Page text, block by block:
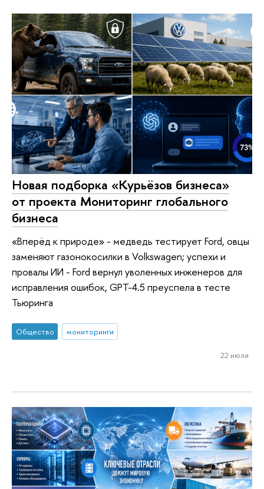
Новая подборка «Курьёзов бизнеса»
от проекта Мониторинг глобального
бизнеса
«Вперёд к природе» - медведь тестирует Ford, овцы
заменяют газонокосилки в Volkswagen; успехи и
провалы ИИ - Ford вернул уволенных инженеров для
исправления ошибок, GPT-4.5 преуспела в тесте
Тьюринга
Общество мониторинги
22 июля